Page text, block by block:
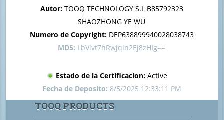
Tooq Products
Autor: TOOQ TECHNOLOGY S.L B85792323
SHAOZHONG YE WU
Numero de Copyright: DEP638899940028038743
MD5: LbVlvt7hRwjqln2Ej8zHIg==
Estado de la Certificacion: Active
Fecha de Deposito: 8/5/2025 12:33:11 PM
TOOQ PRODUCTS